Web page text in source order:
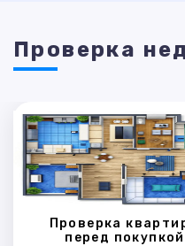
Проверка
Проверка
перед покупкой